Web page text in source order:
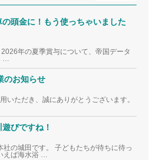
頭金に！もう使っちゃいました
年の夏季賞与について、帝国データ
…
のお知らせ
いただき、誠にありがとうございます。
びですね！
の城田です。 子どもたちが待ちに待っ
えば海水浴 …